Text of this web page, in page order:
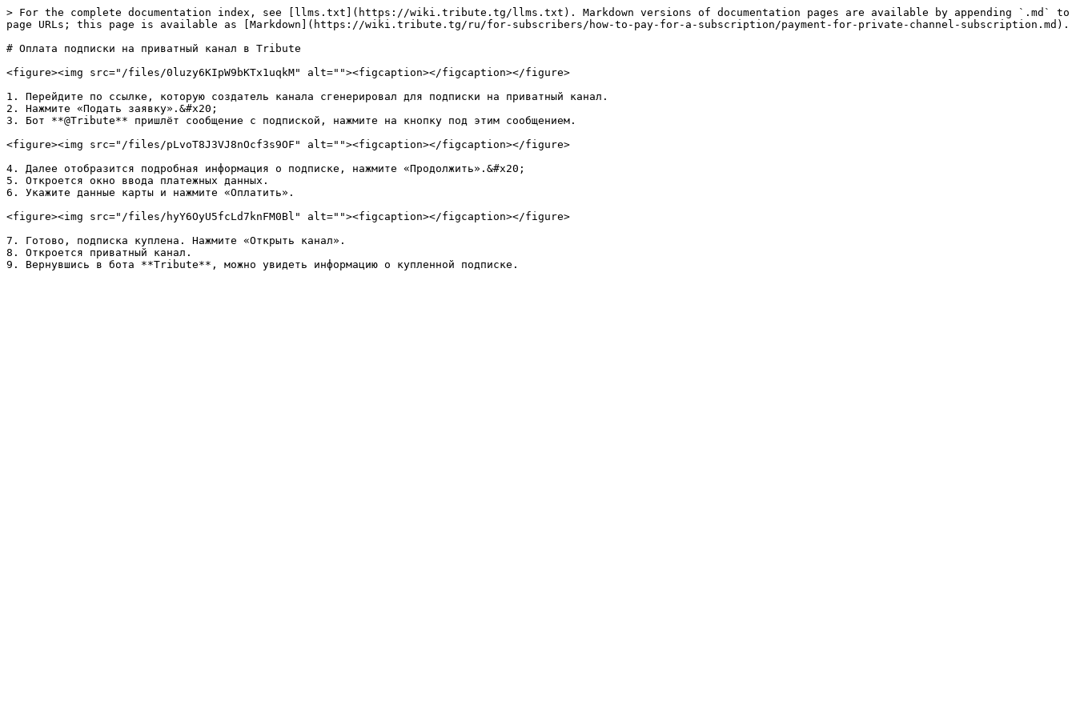
> For the complete documentation index, see [llms.txt](https://wiki.tribute.tg/llms.txt). Markdown versions of documentation pages are available by appending `.md` to
page URLs; this page is available as [Markdown](https://wiki.tribute.tg/ru/for-subscribers/how-to-pay-for-a-subscription/payment-for-private-channel-subscription.md).
# Оплата подписки на приватный канал в Tribute
<figure><img src="/files/0luzy6KIpW9bKTx1uqkM" alt=""><figcaption></figcaption></figure>
1. Перейдите по ссылке, которую создатель канала сгенерировал для подписки на приватный канал.
2. Нажмите «Подать заявку».&#x20;
3. Бот **@Tribute** пришлёт сообщение с подпиской, нажмите на кнопку под этим сообщением.
<figure><img src="/files/pLvoT8J3VJ8nOcf3s9OF" alt=""><figcaption></figcaption></figure>
4. Далее отобразится подробная информация о подписке, нажмите «Продолжить».&#x20;
5. Откроется окно ввода платежных данных.
6. Укажите данные карты и нажмите «Оплатить».
<figure><img src="/files/hyY6OyU5fcLd7knFM0Bl" alt=""><figcaption></figcaption></figure>
7. Готово, подписка куплена. Нажмите «Открыть канал».
8. Откроется приватный канал.